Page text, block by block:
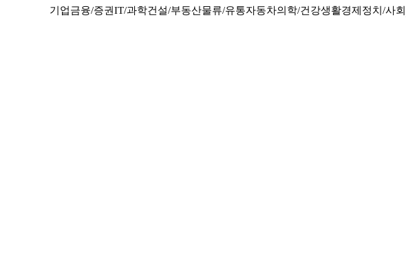
기업금융/증권IT/과학건설/부동산물류/유통자동차의학/건강생활경제 정치/사회